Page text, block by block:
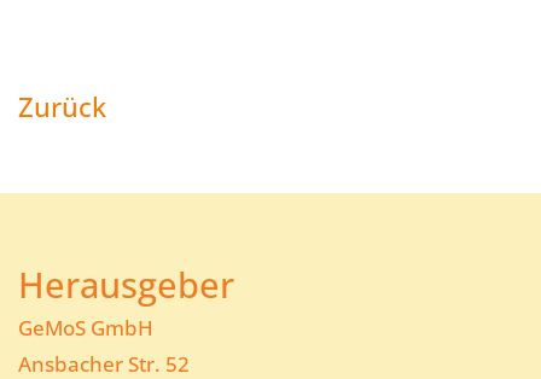
Zurück
Herausgeber
GeMoS GmbH
Ansbacher Str. 52